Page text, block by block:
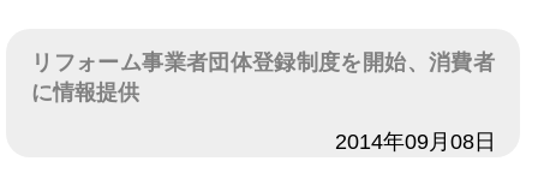
リフォーム事業者団体登録制度を開始、消費者
に情報提供
2014年09月08日